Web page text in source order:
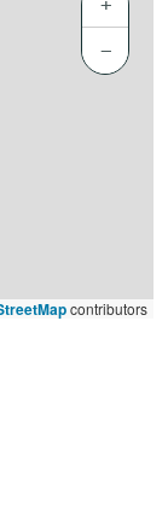
−
contributors